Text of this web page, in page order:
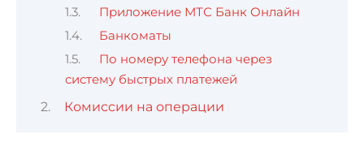
Приложение МТС Банк Онлайн
Банкоматы
По номеру телефона через
систему быстрых платежей
Комиссии на операции